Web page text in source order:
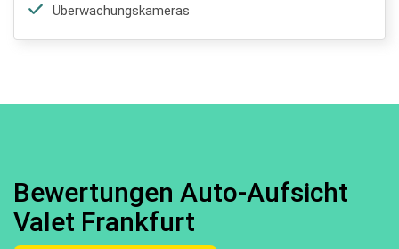
Überwachungskameras
Bewertungen Auto-Aufsicht
Valet Frankfurt